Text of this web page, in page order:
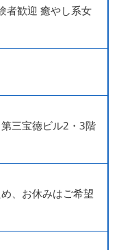
者歓迎 癒やし系女
三宝徳ビル2・3階
、お休みはご希望